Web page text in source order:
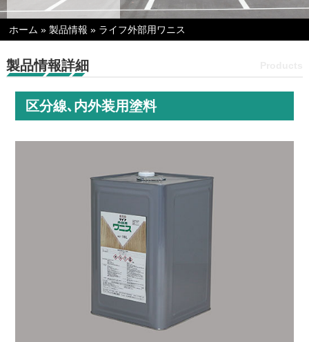
ホーム »製品情報 » ライフ外部用ワニス
製品情報詳細
区分線､内外装用塗料